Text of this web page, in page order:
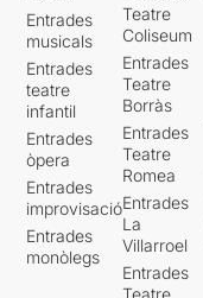
Entrades
musicals
Entrades
teatre
infantil
Entrades
òpera
Entrades
improvisació
Entrades
monòlegs
Teatre
Coliseum
Entrades
Teatre
Borràs
Entrades
Teatre
Romea
Entrades
La
Villarroel
Entrades
Teatre